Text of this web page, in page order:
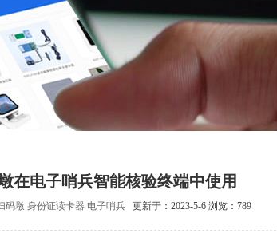
在电子哨兵智能核验终端中使用
码墩 身份证读卡器 电子哨兵 更新于：2023-5-6 浏览： 789